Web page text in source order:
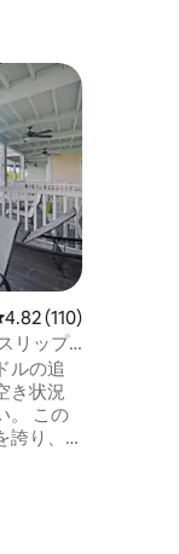
ビュー110件、5つ
4.82 (110)
リップ
ルの追
き状況
の
り、